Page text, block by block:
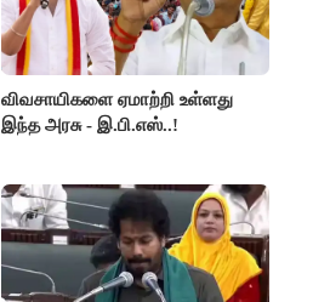
விவசாயிகளை ஏமாற்றி உள்ளது
இந்த அரசு - இ.பி.எஸ்..!